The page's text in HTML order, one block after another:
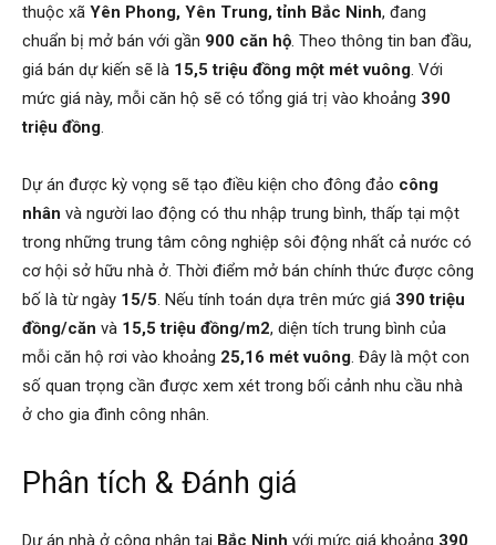
thuộc xã Yên Phong, Yên Trung, tỉnh Bắc Ninh, đang
chuẩn bị mở bán với gần 900 căn hộ. Theo thông tin ban đầu,
giá bán dự kiến sẽ là 15,5 triệu đồng một mét vuông. Với
mức giá này, mỗi căn hộ sẽ có tổng giá trị vào khoảng 390
triệu đồng.
Dự án được kỳ vọng sẽ tạo điều kiện cho đông đảo công
nhân và người lao động có thu nhập trung bình, thấp tại một
trong những trung tâm công nghiệp sôi động nhất cả nước có
cơ hội sở hữu nhà ở. Thời điểm mở bán chính thức được công
bố là từ ngày 15/5. Nếu tính toán dựa trên mức giá 390 triệu
đồng/căn và 15,5 triệu đồng/m2, diện tích trung bình của
mỗi căn hộ rơi vào khoảng 25,16 mét vuông. Đây là một con
số quan trọng cần được xem xét trong bối cảnh nhu cầu nhà
ở cho gia đình công nhân.
Phân tích & Đánh giá
Dự án nhà ở công nhân tại Bắc Ninh với mức giá khoảng 390